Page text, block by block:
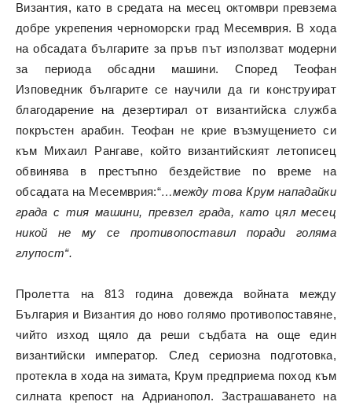
Византия, като в средата на месец октомври превзема
добре укрепения черноморски град Месемврия. В хода
на обсадата българите за пръв път използват модерни
за периода обсадни машини. Според Теофан
Изповедник българите се научили да ги конструират
благодарение на дезертирал от византийска служба
покръстен арабин. Теофан не крие възмущението си
към Михаил Рангаве, който византийският летописец
обвинява в престъпно бездействие по време на
обсадата на Месемврия:“…между това Крум нападайки
града с тия машини, превзел града, като цял месец
никой не му се противопоставил поради голяма
глупост“.
Пролетта на 813 година довежда войната между
България и Византия до ново голямо противопоставяне,
чийто изход щяло да реши съдбата на още един
византийски император. След сериозна подготовка,
протекла в хода на зимата, Крум предприема поход към
силната крепост на Адрианопол. Застрашаването на